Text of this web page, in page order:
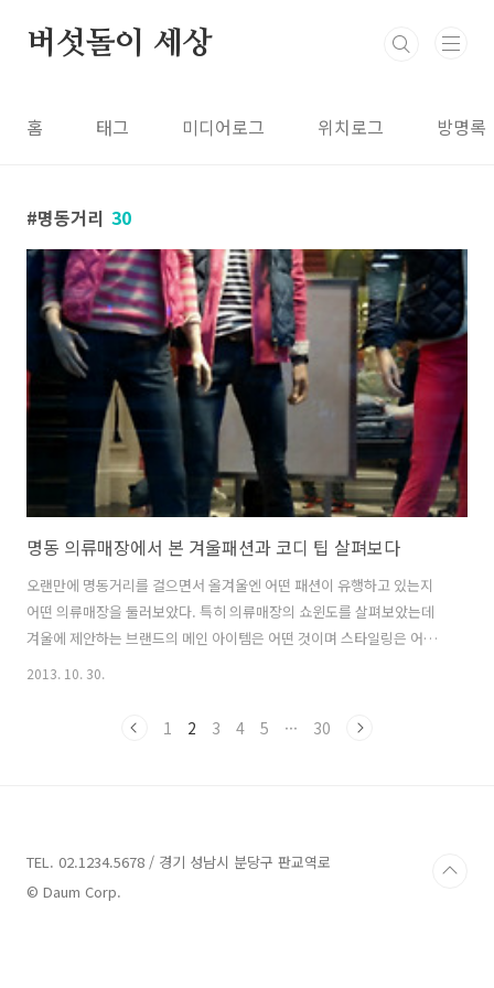
버섯돌이 세상
홈 태그 미디어로그 위치로그 방명록
명동거리 30
명동 의류매장에서 본 겨울패션과 코디 팁 살펴보다
오랜만에 명동거리를 걸으면서 올겨울엔 어떤 패션이 유행하고 있는지
어떤 의류매장을 둘러보았다. 특히 의류매장의 쇼윈도를 살펴보았는데
겨울에 제안하는 브랜드의 메인 아이템은 어떤 것이며 스타일링은 어떻
게 제안하고 있는지 살펴보게 되었다. 겨울시즌이 다가오지만 소프트한
러로 감각적인 겨울패션을 제안하는 브랜드 및 로드숍도 있었는데 특히
러로 무거운 이미지를 주고 싶지 않다..
2013. 10. 30.
1 2 3 4 5 ··· 30
TEL. 02.1234.5678 / 경기 성남시 분당구 판교역로
© Daum Corp.